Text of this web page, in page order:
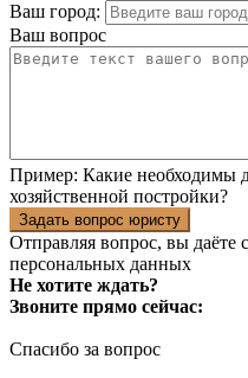
Ваш город:
Ваш вопрос
Пример: Какие необходимы
хозяйственной постройки?
Задать вопрос юристу
Отправляя вопрос, вы даёте
персональных данных
Не хотите ждать?
Звоните прямо сейчас:
Спасибо за вопрос